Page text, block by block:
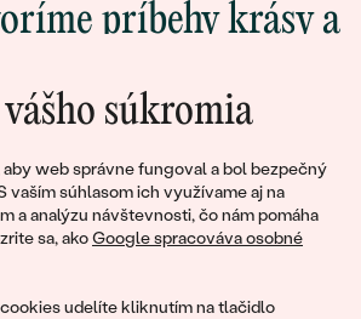
súkromia
web správne fungoval a bol bezpečný
vaším súhlasom ich využívame aj na
a analýzu návštevnosti, čo nám pomáha
sa, akoGoogle spracováva osobné
udelíte kliknutím na tlačidlo
príbehy krásy a